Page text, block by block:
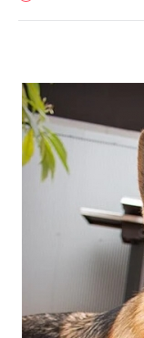
1
145
0